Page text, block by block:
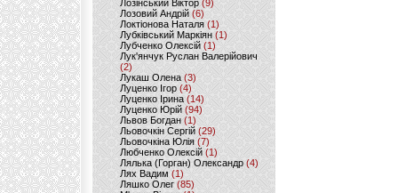
Лозінський Віктор(9)
Лозовий Андрій (6)
Локтіонова Наталя (1)
Лубківський Маркіян(1)
Лубченко Олексій (1)
Лук'янчук Руслан Валерійович
(2)
Лукаш Олена (3)
Луценко Ігор (4)
Луценко Ірина (14)
Луценко Юрій (94)
Львов Богдан (1)
Льовочкін Сергій (29)
Льовочкіна Юлія(7)
Любченко Олексій(1)
Лялька (Горган) Олександр(4)
Лях Вадим (1)
Ляшко Олег (85)